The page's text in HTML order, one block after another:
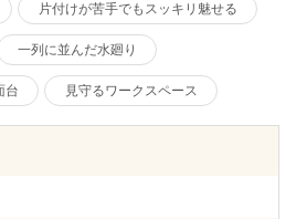
片付けが苦手でもスッキリ魅せる
一列に並んだ水廻り
台 見守るワークスペース